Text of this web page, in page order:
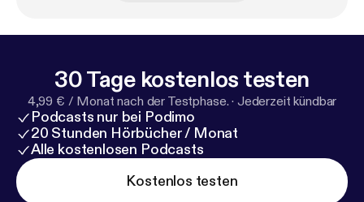
30 Tage kostenlos testen
4,99 € / Monat nach der Testphase. · Jederzeit kündbar
Podcasts nur bei Podimo
20 Stunden Hörbücher / Monat
Alle kostenlosen Podcasts
Kostenlos testen